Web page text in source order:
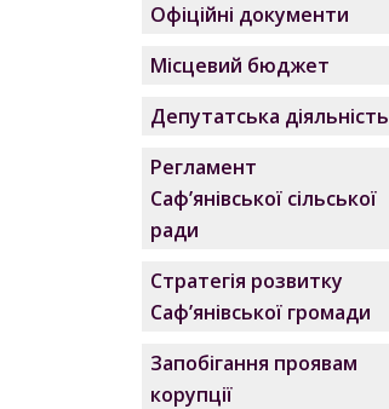
Офіційні документи
Місцевий бюджет
Депутатська діяльність
Регламент
Саф’янівської сільської
ради
Стратегія розвитку
Саф’янівської громади
Запобігання проявам
корупції